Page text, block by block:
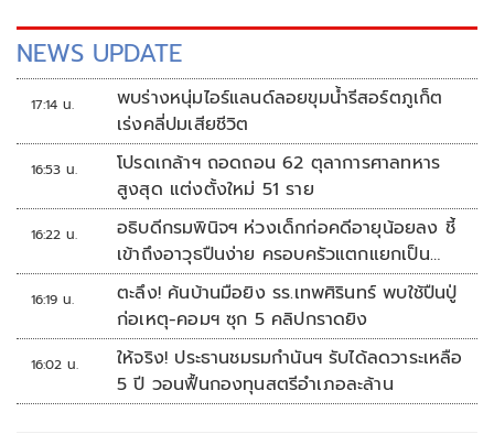
NEWS UPDATE
17:14 น.
พบร่างหนุ่มไอร์แลนด์ลอยขุมน้ำรีสอร์ตภูเก็ต
เร่งคลี่ปมเสียชีวิต
16:53 น.
โปรดเกล้าฯ ถอดถอน 62 ตุลาการศาลทหาร
สูงสุด แต่งตั้งใหม่ 51 ราย
16:22 น.
อธิบดีกรมพินิจฯ ห่วงเด็กก่อคดีอายุน้อยลง ชี้
เข้าถึงอาวุธปืนง่าย ครอบครัวแตกแยกเป็น
ชนวนสำคัญ
16:19 น.
ตะลึง! ค้นบ้านมือยิง รร.เทพศิรินทร์ พบใช้ปืนปู่
ก่อเหตุ-คอมฯ ซุก 5 คลิปกราดยิง
16:02 น.
ให้จริง! ประธานชมรมกำนันฯ รับได้ลดวาระเหลือ
5 ปี วอนฟื้นกองทุนสตรีอำเภอละล้าน